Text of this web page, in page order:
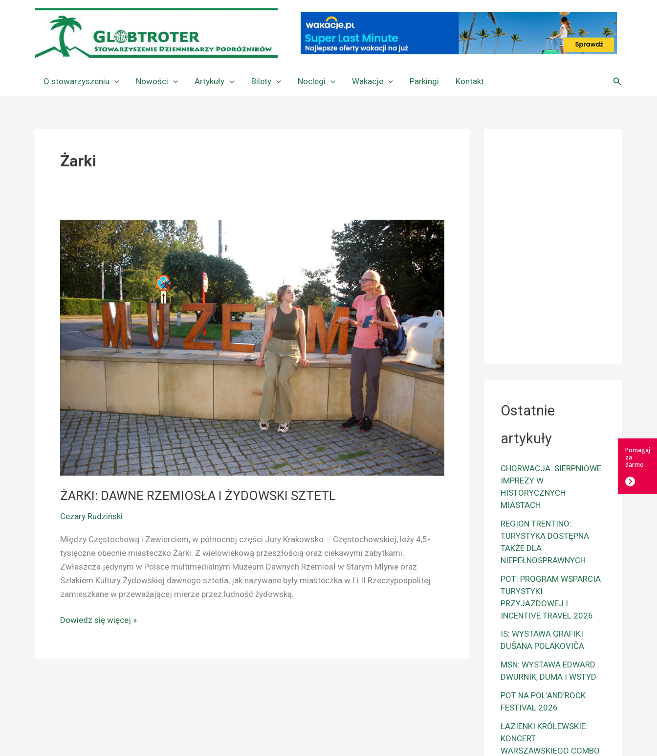
O stowarzyszeniu Nowości Artykuły Bilety Noclegi Wakacje Parkingi Kontakt Szukaj
Żarki
ŻARKI: DAWNE RZEMIOSŁA I ŻYDOWSKI SZTETL
Cezary Rudziński
Między Częstochową i Zawierciem, w północnej części Jury Krakowsko – Częstochowskiej, leży 4,5-
tysięczne obecnie miasteczko Żarki. Z wielowiekową przeszłością oraz ciekawymi zabytkami.
Zwłaszcza jedynym w Polsce multimedialnym Muzeum Dawnych Rzemiosł w Starym Młynie oraz
Szlakiem Kultury Żydowskiej dawnego sztetla, jak nazywane były miasteczka w I i II Rzeczypospolitej
zamieszkane w przeważającej mierze przez ludność żydowską.
ŻARKI:
DAWNE
RZEMIOSŁA
I
ŻYDOWSKI
SZTETL
Dowiedz się więcej »
Ostatnie
artykuły
CHORWACJA: SIERPNIOWE
IMPREZY W
HISTORYCZNYCH
MIASTACH
REGION TRENTINO:
TURYSTYKA DOSTĘPNA
TAKŻE DLA
NIEPEŁNOSPRAWNYCH
POT: PROGRAM WSPARCIA
TURYSTYKI
PRZYJAZDOWEJ I
INCENTIVE TRAVEL 2026
IS: WYSTAWA GRAFIKI
DUŠANA POLAKOVIČA
MSN: WYSTAWA EDWARD
DWURNIK, DUMA I WSTYD
POT NA POL’AND’ROCK
FESTIVAL 2026
ŁAZIENKI KRÓLEWSKIE:
KONCERT
WARSZAWSKIEGO COMBO
Pomagaj
za
darmo